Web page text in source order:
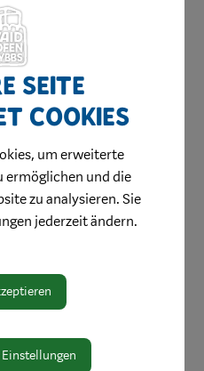
Seite
Cookies
um erweiterte
ermöglichen und die
zu analysieren. Sie
jederzeit ändern.